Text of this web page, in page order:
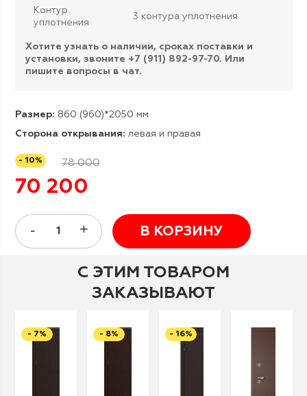
Контур
уплотнения
3 контура уплотнения
Хотите узнать о наличии, сроках поставки и
установки, звоните +7 (911) 892-97-70. Или
пишите вопросы в чат.
Размер: 860 (960)*2050 мм
Сторона открывания: левая и правая
- 10% 78 000
70 200
В КОРЗИНУ
С ЭТИМ ТОВАРОМ
ЗАКАЗЫВАЮТ
- 7% - 8% - 16%